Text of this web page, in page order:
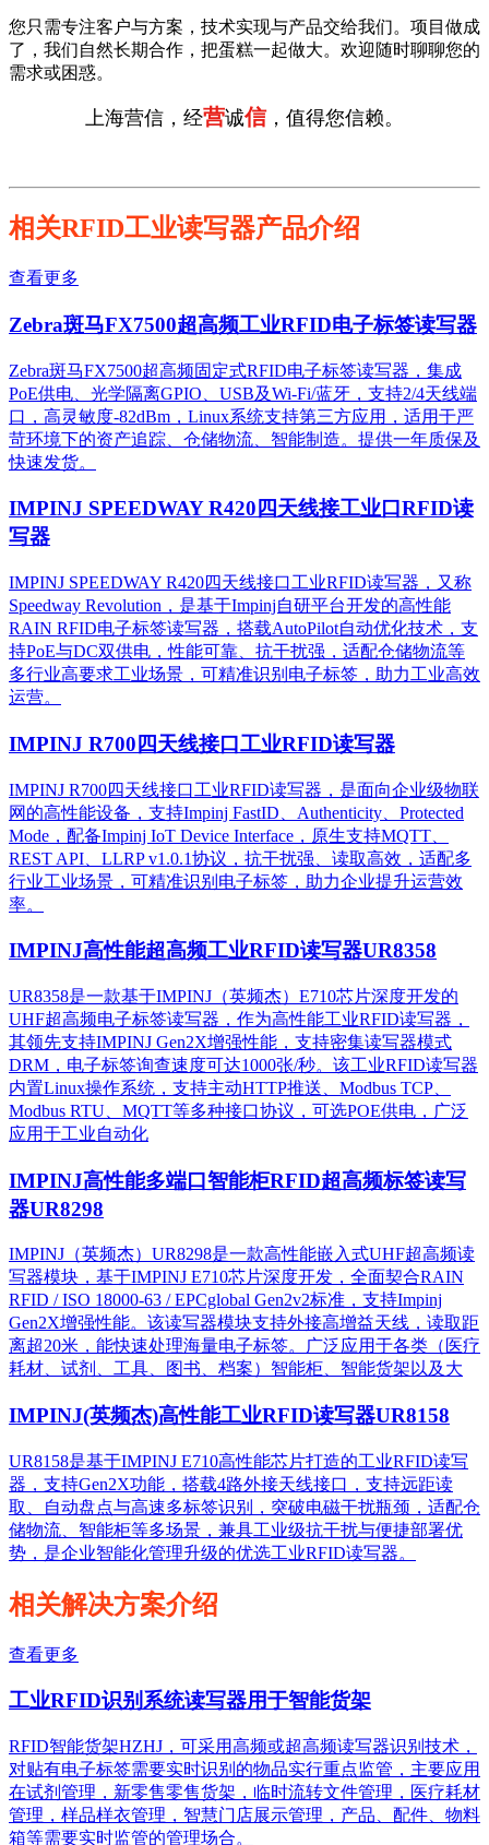
您只需专注客户与方案，技术实现与产品交给我们。项目做成
了，我们自然长期合作，把蛋糕一起做大。欢迎随时聊聊您的
需求或困惑。
上海营信，经营诚信，值得您信赖。
相关RFID工业读写器产品介绍
查看更多
Zebra斑马FX7500超高频工业RFID电子标签读写器
Zebra斑马FX7500超高频固定式RFID电子标签读写器，集成
PoE供电、光学隔离GPIO、USB及Wi-Fi/蓝牙，支持2/4天线端
口，高灵敏度-82dBm，Linux系统支持第三方应用，适用于严
苛环境下的资产追踪、仓储物流、智能制造。提供一年质保及
快速发货。
IMPINJ SPEEDWAY R420四天线接工业口RFID读
写器
IMPINJ SPEEDWAY R420四天线接口工业RFID读写器，又称
Speedway Revolution，是基于Impinj自研平台开发的高性能
RAIN RFID电子标签读写器，搭载AutoPilot自动优化技术，支
持PoE与DC双供电，性能可靠、抗干扰强，适配仓储物流等
多行业高要求工业场景，可精准识别电子标签，助力工业高效
运营。​
IMPINJ R700四天线接口工业RFID读写器
IMPINJ R700四天线接口工业RFID读写器，是面向企业级物联
网的高性能设备，支持Impinj FastID、Authenticity、Protected
Mode，配备Impinj IoT Device Interface，原生支持MQTT、
REST API、LLRP v1.0.1协议，抗干扰强、读取高效，适配多
行业工业场景，可精准识别电子标签，助力企业提升运营效
率。
IMPINJ高性能超高频工业RFID读写器UR8358
UR8358是一款基于IMPINJ（英频杰）E710芯片深度开发的
UHF超高频电子标签读写器，作为高性能工业RFID读写器，
其领先支持IMPINJ Gen2X增强性能，支持密集读写器模式
DRM，电子标签询查速度可达1000张/秒。该工业RFID读写器
内置Linux操作系统，支持主动HTTP推送、Modbus TCP、
Modbus RTU、MQTT等多种接口协议，可选POE供电，广泛
应用于工业自动化
IMPINJ高性能多端口智能柜RFID超高频标签读写
器UR8298
IMPINJ（英频杰）UR8298是一款高性能嵌入式UHF超高频读
写器模块，基于IMPINJ E710芯片深度开发，全面契合RAIN
RFID / ISO 18000-63 / EPCglobal Gen2v2标准，支持Impinj
Gen2X增强性能。该读写器模块支持外接高增益天线，读取距
离超20米，能快速处理海量电子标签。广泛应用于各类（医疗
耗材、试剂、工具、图书、档案）智能柜、智能货架以及大
IMPINJ(英频杰)高性能工业RFID读写器UR8158
UR8158是基于IMPINJ E710高性能芯片打造的工业RFID读写
器，支持Gen2X功能，搭载4路外接天线接口，支持远距读
取、自动盘点与高速多标签识别，突破电磁干扰瓶颈，适配仓
储物流、智能柜等多场景，兼具工业级抗干扰与便捷部署优
势，是企业智能化管理升级的优选工业RFID读写器。
相关解决方案介绍
查看更多
工业RFID识别系统读写器用于智能货架
RFID智能货架HZHJ，可采用高频或超高频读写器识别技术，
对贴有电子标签需要实时识别的物品实行重点监管，主要应用
在试剂管理，新零售零售货架，临时流转文件管理，医疗耗材
管理，样品样衣管理，智慧门店展示管理，产品、配件、物料
箱等需要实时监管的管理场合。